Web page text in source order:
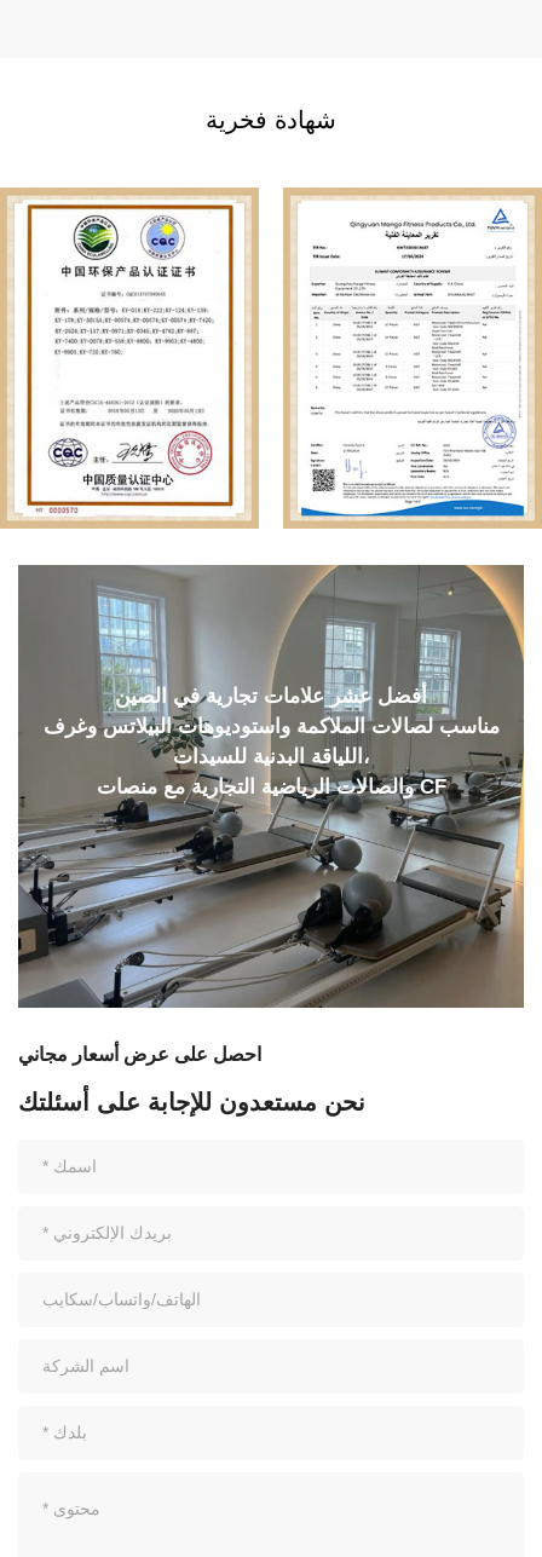
شهادة فخرية
أفضل عشر علامات تجارية في الصين
مناسب لصالات الملاكمة واستوديوهات البيلاتس وغرف
اللياقة البدنية للسيدات،
والصالات الرياضية التجارية مع منصات CF
احصل على عرض أسعار مجاني
نحن مستعدون للإجابة على أسئلتك